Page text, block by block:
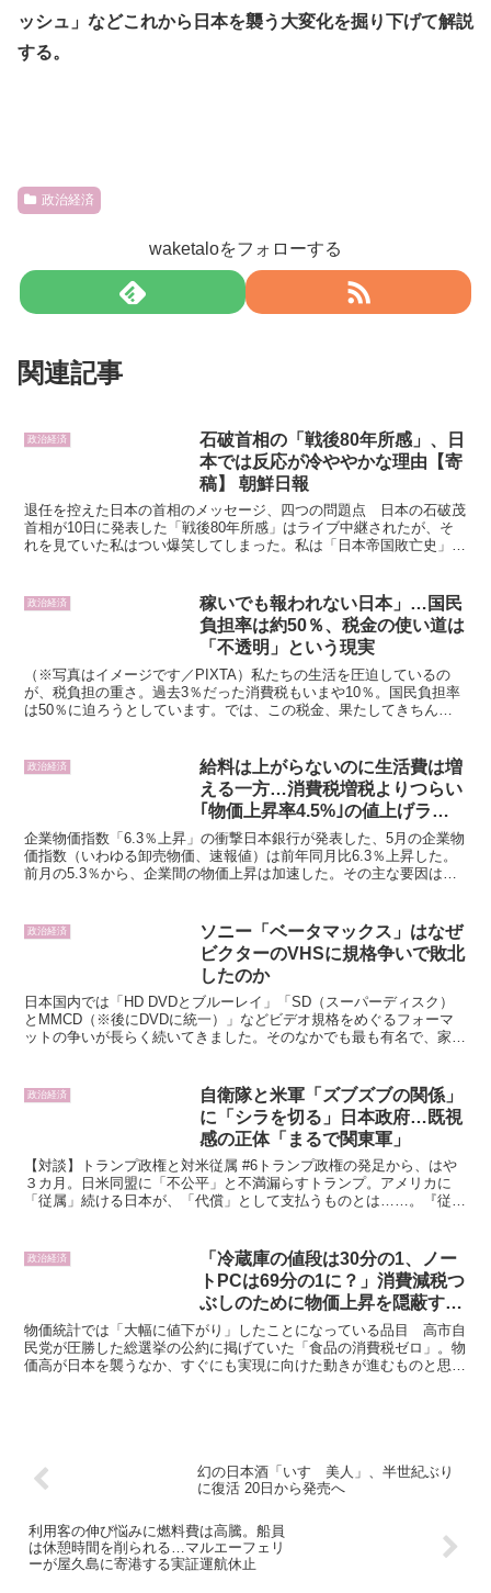
ッシュ」などこれから日本を襲う大変化を掘り下げて解説
する。
政治経済
waketaloをフォローする
関連記事
政治経済
石破首相の「戦後80年所感」、日
本では反応が冷ややかな理由【寄
稿】 朝鮮日報
退任を控えた日本の首相のメッセージ、四つの問題点 日本の石破茂
首相が10日に発表した「戦後80年所感」はライブ中継されたが、そ
れを見ていた私はつい爆笑してしまった。私は「日本帝国敗亡史」と
政治経済
稼いでも報われない日本」…国民
負担率は約50％、税金の使い道は
「不透明」という現実
（※写真はイメージです／PIXTA）私たちの生活を圧迫しているの
が、税負担の重さ。過去3％だった消費税もいまや10％。国民負担率
は50％に迫ろうとしています。では、この税金、果たしてきちんと
政治経済
給料は上がらないのに生活費は増
える一方…消費税増税よりつらい
｢物価上昇率4.5%｣の値上げラッ
シュが始まる
企業物価指数「6.3％上昇」の衝撃日本銀行が発表した、5月の企業物
価指数（いわゆる卸売物価、速報値）は前年同月比6.3％上昇した。
前月の5.3％から、企業間の物価上昇は加速した。その主な要因は、
政治経済
ソニー「ベータマックス」はなぜ
ビクターのVHSに規格争いで敗北
したのか
日本国内では「HD DVDとブルーレイ」「SD（スーパーディスク）
とMMCD（※後にDVDに統一）」などビデオ規格をめぐるフォーマ
ットの争いが長らく続いてきました。そのなかでも最も有名で、家電
政治経済
自衛隊と米軍「ズブズブの関係」
に「シラを切る」日本政府…既視
感の正体「まるで関東軍」
【対談】トランプ政権と対米従属 #6トランプ政権の発足から、はや
３カ月。日米同盟に「不公平」と不満漏らすトランプ。アメリカに
「従属」続ける日本が、「代償」として支払うものとは……。『従属
政治経済
「冷蔵庫の値段は30分の1、ノー
トPCは69分の1に？」消費減税つ
ぶしのために物価上昇を隠蔽する
政府発表統計のカラクリ 機能向
上など付加価値上昇分で統計上の
価格に反映する計算
物価統計では「大幅に値下がり」したことになっている品目 高市自
民党が圧勝した総選挙の公約に掲げていた「食品の消費税ゼロ」。物
価高が日本を襲うなか、すぐにも実現に向けた動きが進むものと思っ
幻の日本酒「いすゞ美人」、半世紀ぶり
に復活 20日から発売へ
利用客の伸び悩みに燃料費は高騰。船員
は休憩時間を削られる…マルエーフェリ
ーが屋久島に寄港する実証運航休止